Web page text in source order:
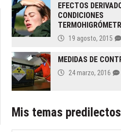
EFECTOS
CONDICIONES
19 agosto, 2015
MEDIDAS DE
24 marzo, 2016
Mis temas predilectos